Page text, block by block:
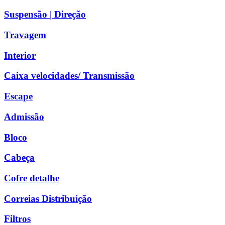
Suspensão | Direção
Travagem
Interior
Caixa velocidades/ Transmissão
Escape
Admissão
Bloco
Cabeça
Cofre detalhe
Correias Distribuição
Filtros